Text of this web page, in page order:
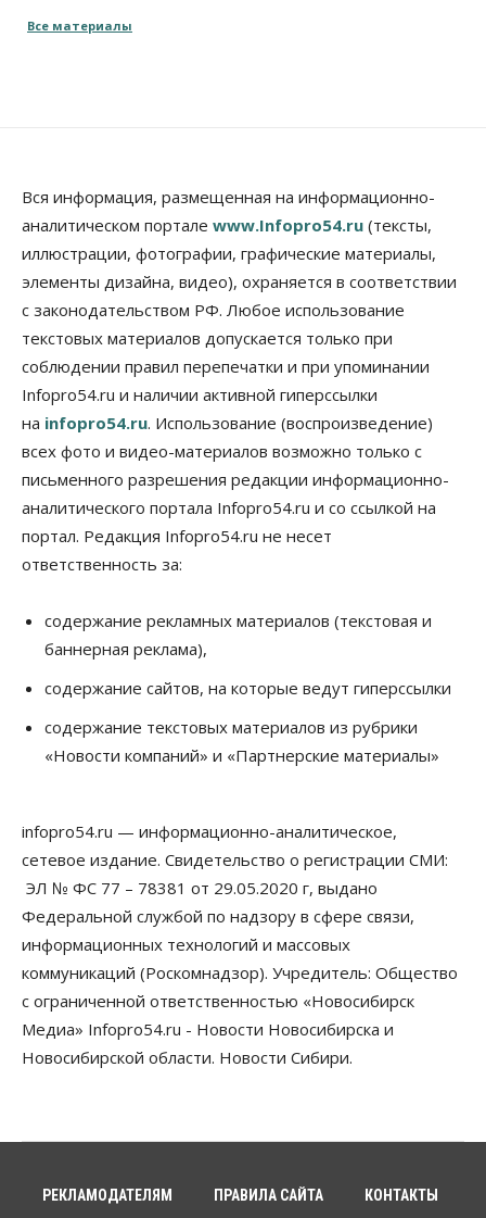
В Новосибирске многодетным семьям вручили
07 Августа 2026, 13:00
Власть
Школы, библиотеки, пешеходные тротуары:
депутаты Госдумы контролируют работы на
социальных объектах
07 Августа 2026, 12:35
Синоптики рассказали о погоде в Новосибирске
на выходных
07 Августа 2026, 12:00
Общество
Жители Новосибирска смогут добровольно
повысить свою пенсию
07 Августа 2026, 11:30
Общество
инициативное бюджетирование
07 Августа 2026, 11:00
Общество Право&Порядок
заключили под стражу
07 Августа 2026, 10:15
Новосибирской области, но режима ЧС не будет
07 Августа 2026, 10:00
Предприятия Новосибирска
выстраивают системы защиты от атак БПЛА
07 Августа 2026, 09:00
Бизнес
По «Сибэлектротерму» выдали исполнительные
листы на полмиллиарда рублей
07 Августа 2026, 08:00
Искусственный интеллект предлагают
06 Августа 2026, 19:00
Все материалы
Вся информация, размещенная на информационно-
аналитическом портале www.Infopro54.ru (тексты,
иллюстрации, фотографии, графические материалы,
элементы дизайна, видео), охраняется в соответствии
с законодательством РФ. Любое использование
текстовых материалов допускается только при
соблюдении правил перепечатки и при упоминании
Infopro54.ru и наличии активной гиперссылки
на infopro54.ru. Использование (воспроизведение)
всех фото и видео-материалов возможно только с
письменного разрешения редакции информационно-
аналитического портала Infopro54.ru и со ссылкой на
портал. Редакция Infopro54.ru не несет
ответственность за:
содержание рекламных материалов (текстовая и
баннерная реклама),
содержание сайтов, на которые ведут гиперссылки
содержание текстовых материалов из рубрики
«Новости компаний» и «Партнерские материалы»
infopro54.ru — информационно-аналитическое,
сетевое издание. Свидетельство о регистрации СМИ:
ЭЛ № ФС 77 – 78381 от 29.05.2020 г, выдано
Федеральной службой по надзору в сфере связи,
информационных технологий и массовых
коммуникаций (Роскомнадзор). Учредитель: Общество
с ограниченной ответственностью «Новосибирск
Медиа» Infopro54.ru - Новости Новосибирска и
Новосибирской области. Новости Сибири.
РЕКЛАМОДАТЕЛЯМ ПРАВИЛА САЙТА КОНТАКТЫ